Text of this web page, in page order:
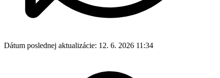
Dátum poslednej aktualizácie: 12. 6. 2026 11:34